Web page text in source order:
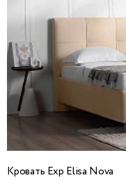
Кровать Exp Elisa Nova